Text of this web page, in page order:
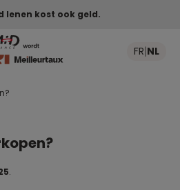
lenen kost ook geld.
FR NL
.